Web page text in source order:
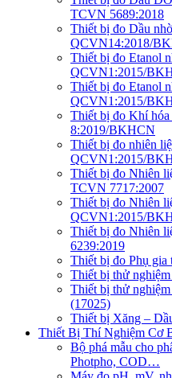
TCVN 5689:2018
Thiết bị đo Dầu
QCVN14:2018/
Thiết bị đo Etanol
QCVN1:2015/
Thiết bị đo Etanol
QCVN1:2015/
Thiết bị đo Khí
8:2019/BKHCN
Thiết bị đo nhiên
QCVN1:2015/
Thiết bị đo Nhiên
TCVN 7717:2007
Thiết bị đo Nhiên
QCVN1:2015/
Thiết bị đo Nhiên
6239:2019
Thiết bị đo Phụ
Thiết bị thử
Thiết bị thử
(17025)
Thiết bị Xăng –
Thiết Bị Thí Nghiệm Cơ
Bộ phá mẫu cho
Photpho, COD…